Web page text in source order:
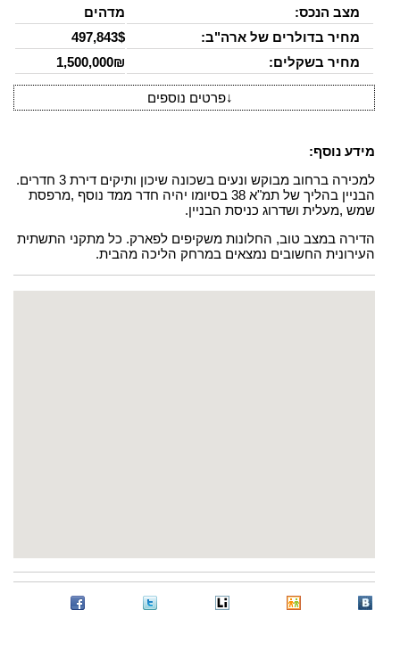
מצב הנכס:
מדהים
מחיר בדולרים של ארה"ב:
497,843$
מחיר בשקלים:
1,500,000₪
↓פרטים נוספים
מידע נוסף:
למכירה ברחוב מבוקש ונעים בשכונה שיכון ותיקים דירת 3 חדרים.
הבניין בהליך של תמ"א 38 בסיומו יהיה חדר ממד נוסף ,מרפסת
שמש ,מעלית ושדרוג כניסת הבניין.
הדירה במצב טוב, החלונות משקיפים לפארק. כל מתקני התשתית
העירונית החשובים נמצאים במרחק הליכה מהבית.